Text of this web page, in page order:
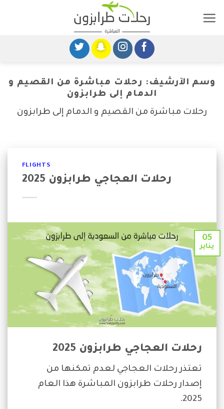
إلى
وسم الآرشيف: رحلات مباشرة من القصيم و
الدمام إلى طرابزون
رحلات مباشرة من القصيم و الدمام إلى طرابزون
FLIGHTS
رحلات العجاجي طرابزون 2025
05
يناير
رحلات العجاجي طرابزون 2025
تعتذر رحلات العجاجي لعدم تمكنها من
إصدار رحلات طرابزون المباشرة هذا العام
2025.